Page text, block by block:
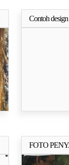
Contoh
Murah
FOTO
KORBAN